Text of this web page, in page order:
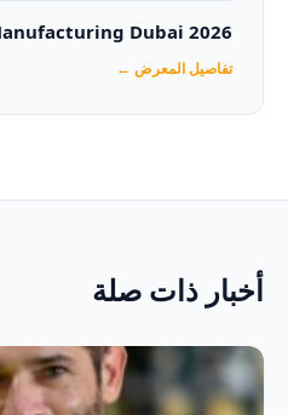
Dubai 2026‏
تفاصيل المعرض ←
أخبار ذات صلة